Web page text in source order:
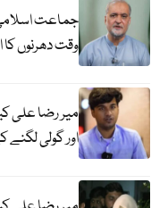
وقت دھرنوں کا
میر رضا علی
اور گولی